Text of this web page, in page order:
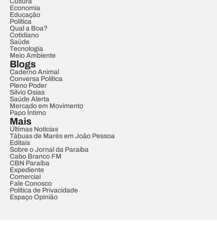
Economia
Educação
Política
Qual a Boa?
Cotidiano
Saúde
Tecnologia
Meio Ambiente
Blogs
Caderno Animal
Conversa Política
Pleno Poder
Sílvio Osias
Saúde Alerta
Mercado em Movimento
Papo Íntimo
Mais
Últimas Notícias
Tábuas de Marés em João Pessoa
Editais
Sobre o Jornal da Paraíba
Cabo Branco FM
CBN Paraíba
Expediente
Comercial
Fale Conosco
Política de Privacidade
Espaço Opinião